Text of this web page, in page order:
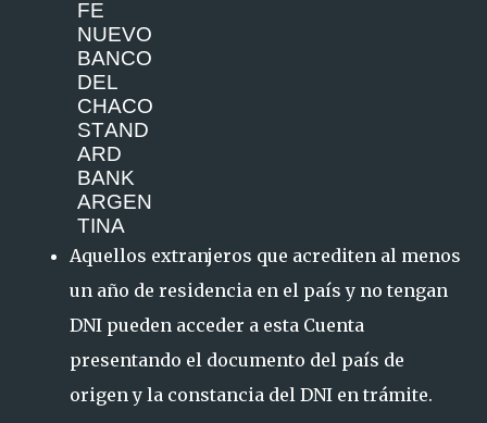
FE
NUEVO
BANCO
DEL
CHACO
STAND
ARD
BANK
ARGEN
TINA
Aquellos extranjeros que acrediten al menos
un año de residencia en el país y no tengan
DNI pueden acceder a esta Cuenta
presentando el documento del país de
origen y la constancia del DNI en trámite.